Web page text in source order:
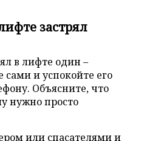
застрял
в лифте один –
сами и успокойте его
Объясните, что
нужно просто
или спасателями и